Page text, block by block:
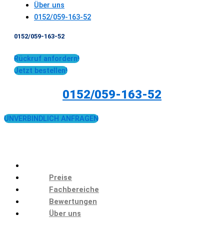
Über uns
0152/059-163-52
0152/059-163-52
Rückruf anfordern!
Jetzt bestellen!
0152/059-163-52
UNVERBINDLICH ANFRAGEN
Preise
Fachbereiche
Bewertungen
Über uns